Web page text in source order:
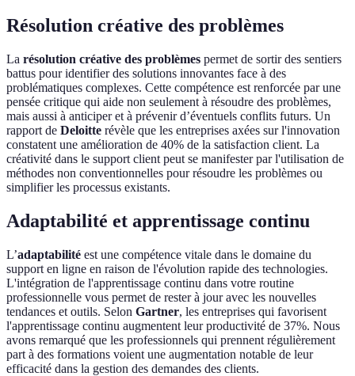
Résolution créative des problèmes
La résolution créative des problèmes permet de sortir des sentiers
battus pour identifier des solutions innovantes face à des
problématiques complexes. Cette compétence est renforcée par une
pensée critique qui aide non seulement à résoudre des problèmes,
mais aussi à anticiper et à prévenir d’éventuels conflits futurs. Un
rapport de Deloitte révèle que les entreprises axées sur l'innovation
constatent une amélioration de 40% de la satisfaction client. La
créativité dans le support client peut se manifester par l'utilisation de
méthodes non conventionnelles pour résoudre les problèmes ou
simplifier les processus existants.
Adaptabilité et apprentissage continu
L’adaptabilité est une compétence vitale dans le domaine du
support en ligne en raison de l'évolution rapide des technologies.
L'intégration de l'apprentissage continu dans votre routine
professionnelle vous permet de rester à jour avec les nouvelles
tendances et outils. Selon Gartner, les entreprises qui favorisent
l'apprentissage continu augmentent leur productivité de 37%. Nous
avons remarqué que les professionnels qui prennent régulièrement
part à des formations voient une augmentation notable de leur
efficacité dans la gestion des demandes des clients.